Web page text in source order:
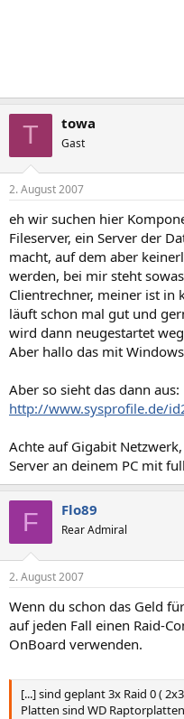
T towa
Gast
2. August 2007
eh wir suchen hier
Fileserver, ein Server der
macht, auf dem aber
werden, bei mir steht
Clientrechner, meiner ist in
läuft schon mal gut und
wird dann neugestartet
Aber hallo das mit Windows
Aber so sieht das dann aus:
http://www.sysprofile.de/
Achte auf Gigabit
Server an deinem PC mit
F Flo89
Rear Admiral
2. August 2007
Wenn du schon das Geld
auf jeden Fall einen Raid-
OnBoard verwenden.
[...] sind geplant 3x Raid 0 (
Platten sind WD